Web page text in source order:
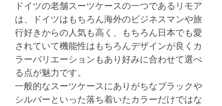
ドイツの老舗スーツケースの一つであるリモア
は、ドイツはもちろん海外のビジネスマンや旅
行好きからの人気も高く、もちろん日本でも愛
されていて機能性はもちろんデザインが良くカ
ラーバリエーションもあり好みに合わせて選べ
る点が魅力です。
一般的なスーツケースにありがちなブラックや
シルバーといった落ち着いたカラーだけではな